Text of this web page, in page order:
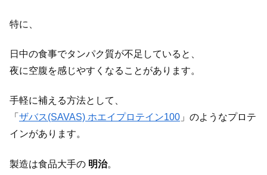
特に、
日中の食事でタンパク質が不足していると、
夜に空腹を感じやすくなることがあります。
手軽に補える方法として、
「 ザバス(SAVAS) ホエイプロテイン100 」のようなプロテ
インがあります。
製造は食品大手の 明治。